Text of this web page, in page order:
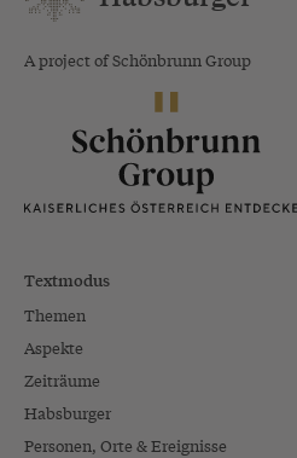
A project of Schönbrunn Group
Textmodus
Themen
Aspekte
Zeiträume
Habsburger
Personen, Orte & Ereignisse